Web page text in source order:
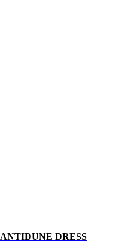
ANTIDUNE DRESS